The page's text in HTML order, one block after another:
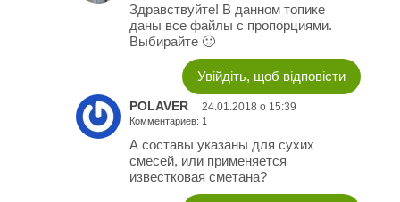
Здравствуйте! В данном топике
даны все файлы с пропорциями.
Выбирайте 🙂
Увійдіть, щоб відповісти
POLAVER 24.01.2018 о 15:39
Комментариев: 1
А составы указаны для сухих
смесей, или применяется
известковая сметана?